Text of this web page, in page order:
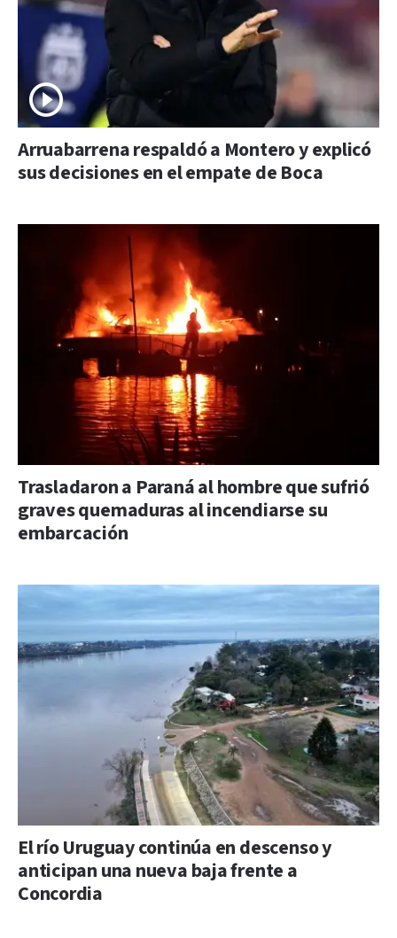
Arruabarrena respaldó a Montero y explicó
sus decisiones en el empate de Boca
Trasladaron a Paraná al hombre que sufrió
graves quemaduras al incendiarse su
embarcación
El río Uruguay continúa en descenso y
anticipan una nueva baja frente a
Concordia